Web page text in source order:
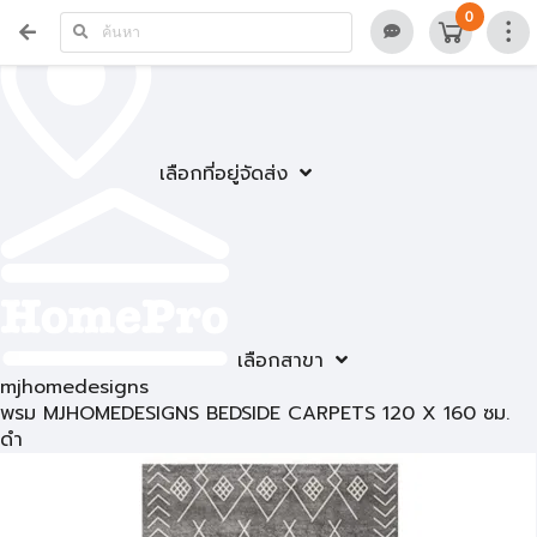
เลือกที่อยู่จัดส่ง
เลือกสาขา
0
mjhomedesigns
พรม MJHOMEDESIGNS BEDSIDE CARPETS 120 X 160 ซม.
ดำ